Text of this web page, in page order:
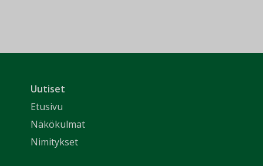
Uutiset
Etusivu
Näkökulmat
Nimitykset